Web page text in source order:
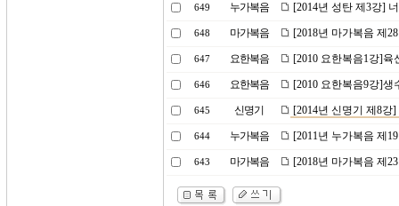
649 누가복음 [2014년 성탄 제3강]
648 마가복음 [2018년 마가복음 제
647 요한복음 [2010 요한복음1강]육
646 요한복음 [2010 요한복음9강]생
645 신명기 [2014년 신명기 제8강
644 누가복음 [2011년 누가복음 제
643 마가복음 [2018년 마가복음 제